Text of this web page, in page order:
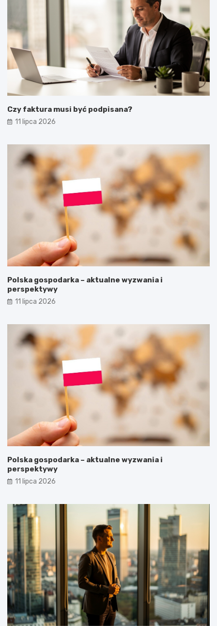
Czy faktura musi być podpisana?
11 lipca 2026
Polska gospodarka – aktualne wyzwania i
perspektywy
11 lipca 2026
Polska gospodarka – aktualne wyzwania i
perspektywy
11 lipca 2026